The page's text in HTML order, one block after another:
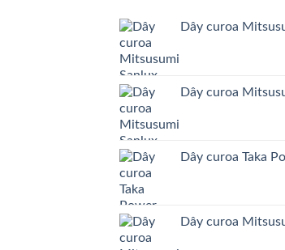
Dây curoa
Dây curoa
Dây curoa Taka
Dây curoa